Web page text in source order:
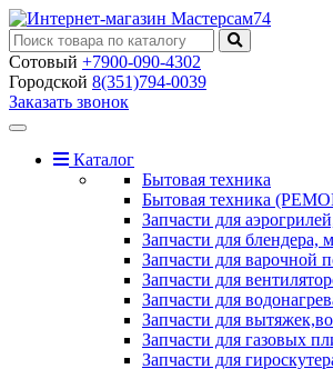
Сотовый +7900-090-4302
Городской 8(351)794-0039
Заказать звонок
Toggle
navigationКаталог
Бытовая техника
Бытовая техника
Запчасти для
Запчасти для блендера,
Запчасти для варочной
Запчасти для
Запчасти для
Запчасти для
Запчасти для газовых
Запчасти для